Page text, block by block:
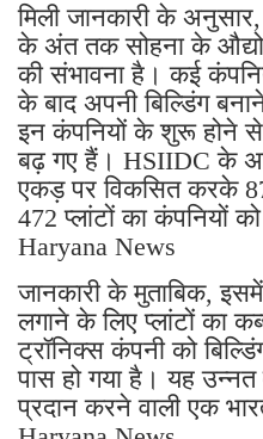
मिली जानकारी के
के अंत तक सोहना के
की संभावना है। कई
के बाद अपनी बिल्डिंग
इन कंपनियों के शुरू होने
बढ़ गए हैं। HSIIDC के
एकड़ पर विकसित करके
472 प्लांटों का कंपनियों
Haryana News
जानकारी के मुताबिक,
लगाने के लिए प्लांटों का
ट्रॉनिक्स कंपनी को
पास हो गया है। यह
प्रदान करने वाली एक